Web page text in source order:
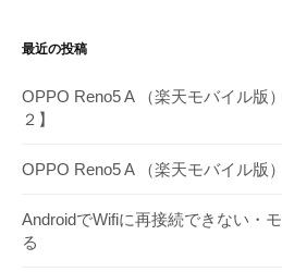
ー
イ
ブ
最近の投稿
OPPO Reno5 A （楽天モバイル版
２】
OPPO Reno5 A （楽天モバイル版
AndroidでWifiに再接続できない・
る